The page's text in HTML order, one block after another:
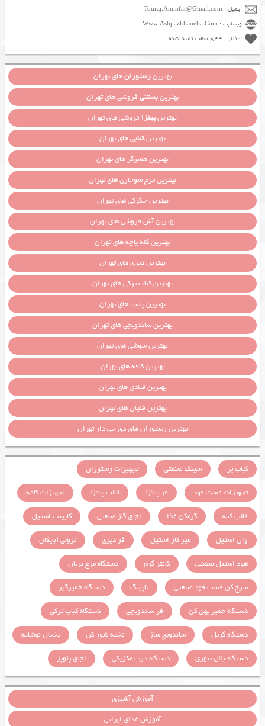
ایمیل : Touraj.Aminfar@Gmail.com
وبسایت : Www.Ashpazkhaneha.Com
اعتبار : 844 مطلب تایید شده
بهترینرستورانهای تهران
بهترینبستنی فروشی های تهران
بهترینپیتزا فروشی های تهران
بهترینکبابیهای تهران
بهترین همبرگر های تهران
بهترین مرغ سوخاری های تهران
بهترین جگرکی های تهران
بهترین آش فروشی های تهران
بهترین کله پاچه های تهران
بهترین دیزی های تهران
بهترین کباب ترکی های تهران
بهترین پاستا های تهران
بهترین ساندویچی های تهران
بهترین سوشی های تهران
بهترین کافه های تهران
بهترین قنادی های تهران
بهترین قلیان های تهران
بهترین رستوران های دی جی دار تهران
کباب پز سینک صنعتی
تجهیزات رستوران
تجهیزات فست فود
فر پیتزا قالب پیتزا
تجهیزات کافه
قالب کته
گرمکن غذا اجاق گاز صنعتی
کابینت استیل
وان استیل
میز کار استیل فر دیزی
ترولی آبچکان
هود استیل صنعتی
کانتر گرم
دستگاه مرغ بریان
سرخ کن فست فود صنعتی
تاپینگ
دستگاه خمیرگیر
دستگاه خمیر پهن کن
فر ساندویچی
دستگاه کباب ترکی
دستگاه گریل
ساندویچ ساز تخمه شور کن
یخچال نوشابه
دستگاه بلال تنوری
دستگاه ذرت مکزیکی اجاق پلوپز
آموزش آشپزی
آموزش غذای ایرانی